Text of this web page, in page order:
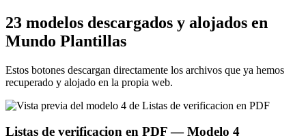
23 modelos descargados y alojados en
Mundo Plantillas
Estos botones descargan directamente los archivos que ya hemos
recuperado y alojado en la propia web.
Listas de verificacion en PDF— Modelo 4